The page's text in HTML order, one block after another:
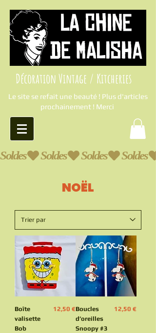
Décoration Vintage / Kitcheries
Le site se refait une beauté ! Plus d'articles
prochainement ! Merci
Soldes
NOËL
Boîte
valisette
Bob
Prix
12,50 €Boucles
d’oreilles
Snoopy #3
Prix
12,50 €